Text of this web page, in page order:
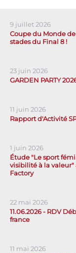
9 juillet 2026
Coupe du Monde de
stades du Final 8 !
23 juin 2026
GARDEN PARTY
11 juin 2026
Rapport d'Activité
1 juin 2026
Étude "Le sport
visibilité à la valeur"
Factory
22 mai 2026
11.06.2026 - RDV
france
11 mai 2026